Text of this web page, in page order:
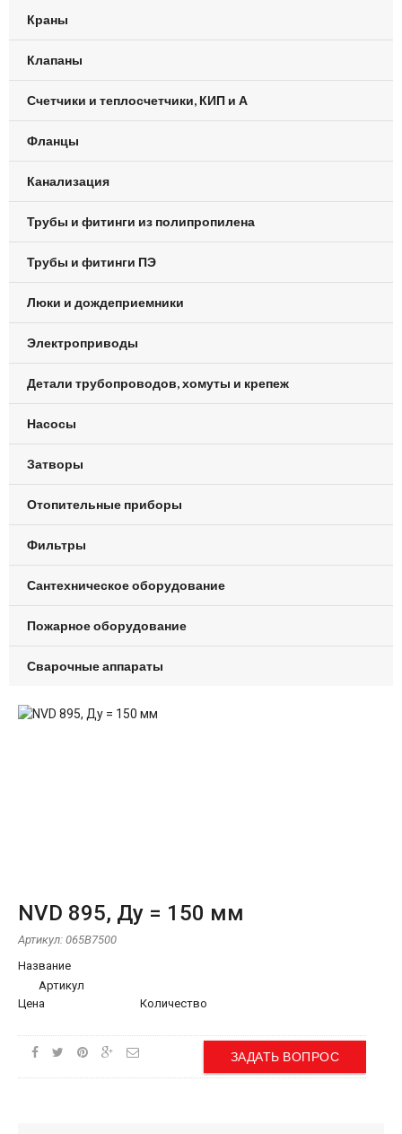
Краны
Клапаны
Счетчики и теплосчетчики, КИП и А
Фланцы
Канализация
Трубы и фитинги из полипропилена
Трубы и фитинги ПЭ
Люки и дождеприемники
Электроприводы
Детали трубопроводов, хомуты и крепеж
Насосы
Затворы
Отопительные приборы
Фильтры
Сантехническое оборудование
Пожарное оборудование
Сварочные аппараты
NVD 895, Ду = 150 мм
Артикул: 065B7500
Название
Артикул
Цена
Количество
ЗАДАТЬ ВОПРОС